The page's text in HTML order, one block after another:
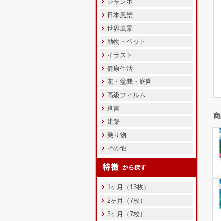
ジャンボ
日本風景
世界風景
動物・ペット
イラスト
健康生活
花・盆栽・庭園
高級フィルム
格言
建築
乗り物
その他
1ヶ月（13枚）
2ヶ月（7枚）
3ヶ月（7枚）